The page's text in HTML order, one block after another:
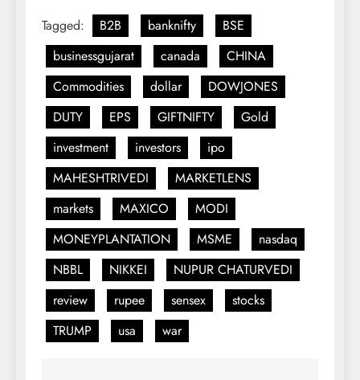
Tagged: B2B banknifty
BSE
businessgujarat
canada
CHINA
Commodities
dollar
DOWJONES
DUTY
EPS GIFTNIFTY
Gold
investment
investors
ipo
MAHESHTRIVEDI
MARKETLENS
markets
MAXICO
MODI
MONEYPLANTATION
MSME
nasdaq
NBBL
NIKKEI
NUPUR CHATURVEDI
review
rupee sensex
stocks
TRUMP
usa war